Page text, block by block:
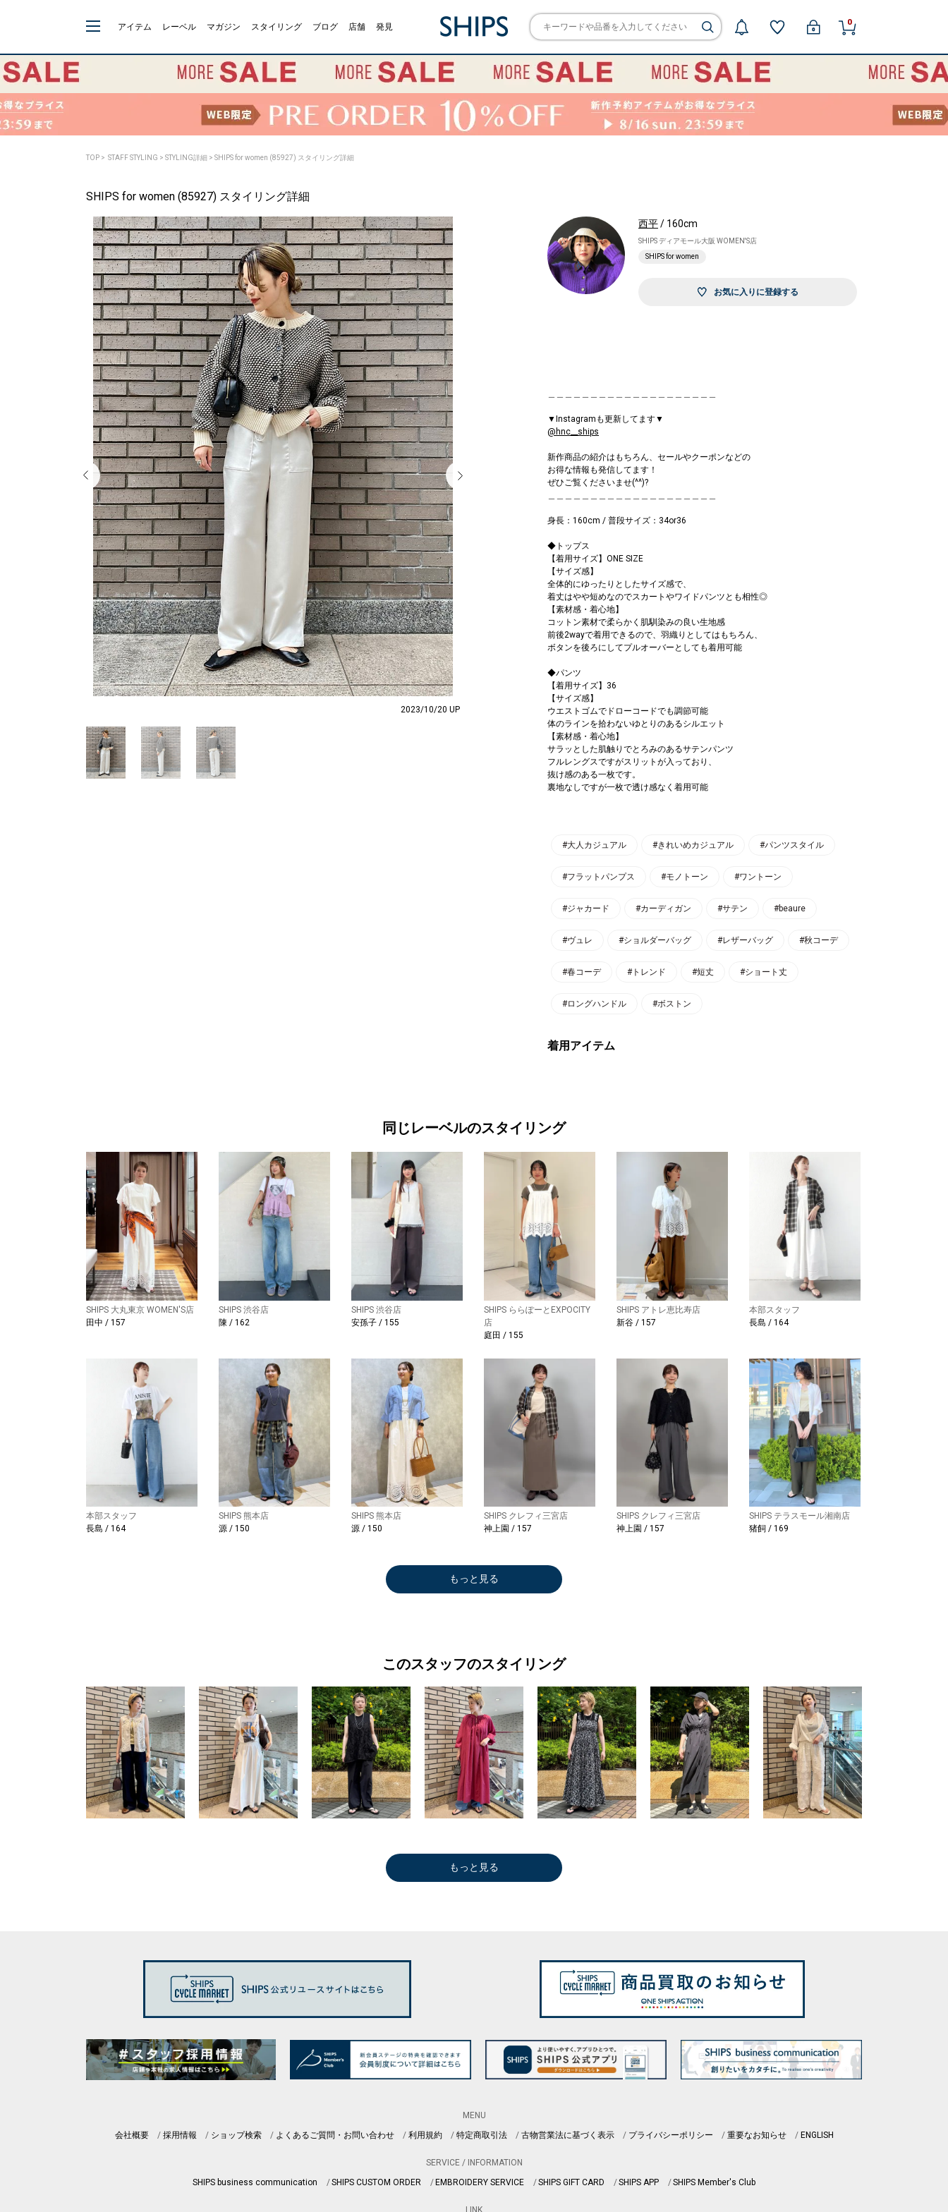
アイテム レーベル マガジン スタイリング ブログ 店舗 発見 0
TOP > STAFF STYLING > STYLING詳細 > SHIPS for women (85927) スタイリング詳細
SHIPS for women (85927) スタイリング詳細
2023/10/20 UP
西平/ 160cm
SHIPS ディアモール大阪 WOMEN'S店
SHIPS for women
お気に入りに登録する
▼Instagramも更新してます▼
@hnc__ships
新作商品の紹介はもちろん、セールやクーポンなどの
お得な情報も発信してます！
ぜひご覧くださいませ(^^)?
身長：160cm / 普段サイズ：34or36
◆トップス
【着用サイズ】ONE SIZE
【サイズ感】
全体的にゆったりとしたサイズ感で、
着丈はやや短めなのでスカートやワイドパンツとも相性◎
【素材感・着心地】
コットン素材で柔らかく肌馴染みの良い生地感
前後2wayで着用できるので、羽織りとしてはもちろん、
ボタンを後ろにしてプルオーバーとしても着用可能
◆パンツ
【着用サイズ】36
【サイズ感】
ウエストゴムでドローコードでも調節可能
体のラインを拾わないゆとりのあるシルエット
【素材感・着心地】
サラッとした肌触りでとろみのあるサテンパンツ
フルレングスですがスリットが入っており、
抜け感のある一枚です。
裏地なしですが一枚で透け感なく着用可能
#大人カジュアル #きれいめカジュアル #パンツスタイル
#フラットパンプス #モノトーン #ワントーン
#ジャカード #カーディガン #サテン #beaure
#ヴュレ #ショルダーバッグ #レザーバッグ #秋コーデ
#春コーデ #トレンド #短丈 #ショート丈
#ロングハンドル #ボストン
着用アイテム
同じレーベルのスタイリング
SHIPS 大丸東京 WOMEN'S店
田中 / 157
SHIPS 渋谷店
陳 / 162
SHIPS 渋谷店
安孫子 / 155
SHIPS ららぽーとEXPOCITY
店
庭田 / 155
SHIPS アトレ恵比寿店
新谷 / 157
本部スタッフ
長島 / 164
本部スタッフ
長島 / 164
SHIPS 熊本店
源 / 150
SHIPS 熊本店
源 / 150
SHIPS クレフィ三宮店
神上園 / 157
SHIPS クレフィ三宮店
神上園 / 157
SHIPS テラスモール湘南店
猪飼 / 169
もっと見る
このスタッフのスタイリング
もっと見る
MENU
会社概要
採用情報 ショップ検索 よくあるご質問・お問い合わせ 利用規約 特定商取引法 古物営業法に基づく表示 プライバシーポリシー 重要なお知らせ ENGLISH
SERVICE / INFORMATION
SHIPS business communication
SHIPS CUSTOM ORDER EMBROIDERY SERVICE SHIPS GIFT CARD SHIPS APP SHIPS Member's Club
LINK